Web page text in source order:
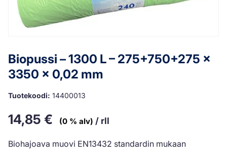
Biopussi – 1300 L – 275+750+275 x
3350 x 0,02 mm
Tuotekoodi: 14400013
14,85 € (0 % alv) / rll
Biohajoava muovi EN13432 standardin mukaan